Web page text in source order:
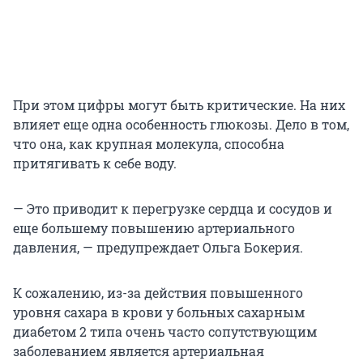
При этом цифры могут быть критические. На них
влияет еще одна особенность глюкозы. Дело в том,
что она, как крупная молекула, способна
притягивать к себе воду.
— Это приводит к перегрузке сердца и сосудов и
еще большему повышению артериального
давления, — предупреждает Ольга Бокерия.
К сожалению, из-за действия повышенного
уровня сахара в крови у больных сахарным
диабетом 2 типа очень часто сопутствующим
заболеванием является артериальная